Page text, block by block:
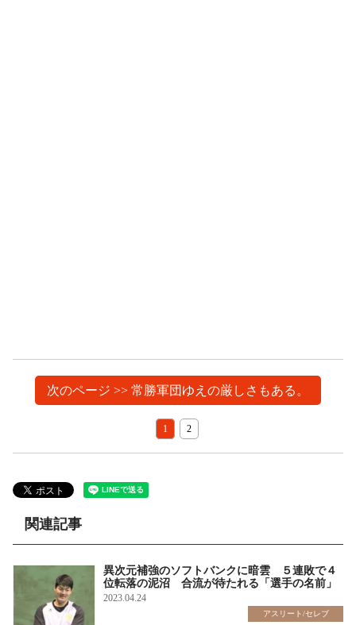
次のページ >> 常勝軍団ゆえの厳しさもある。
1 2
関連記事
異次元補強のソフトバンクに暗雲 ５連敗で４
位転落の泥沼 合流が待たれる「選手の名前」
2023.04.24
アスリート/セレブ